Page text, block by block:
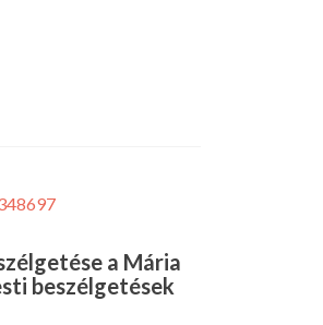
a Mária
beszélgetések